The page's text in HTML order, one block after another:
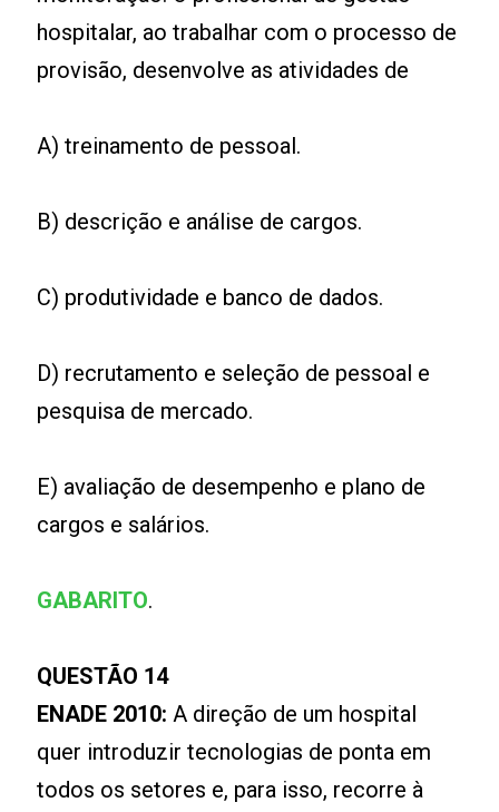
hospitalar, ao trabalhar com o processo de
provisão, desenvolve as atividades de
A) treinamento de pessoal.
B) descrição e análise de cargos.
C) produtividade e banco de dados.
D) recrutamento e seleção de pessoal e
pesquisa de mercado.
E) avaliação de desempenho e plano de
cargos e salários.
GABARITO.
QUESTÃO 14
ENADE 2010: A direção de um hospital
quer introduzir tecnologias de ponta em
todos os setores e, para isso, recorre à